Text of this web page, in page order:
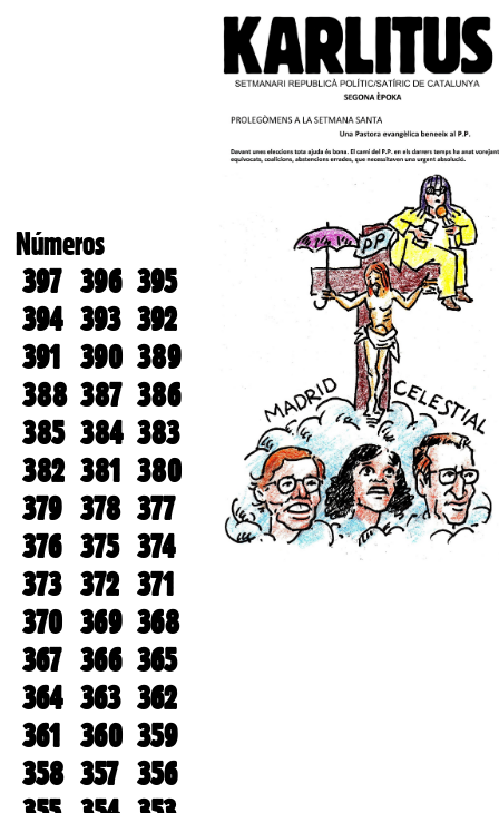
Números
397 396 395
394 393 392
391 390 389
388 387 386
385 384 383
382 381 380
379 378 377
376 375 374
373 372 371
370 369 368
367 366 365
364 363 362
361 360 359
358 357 356